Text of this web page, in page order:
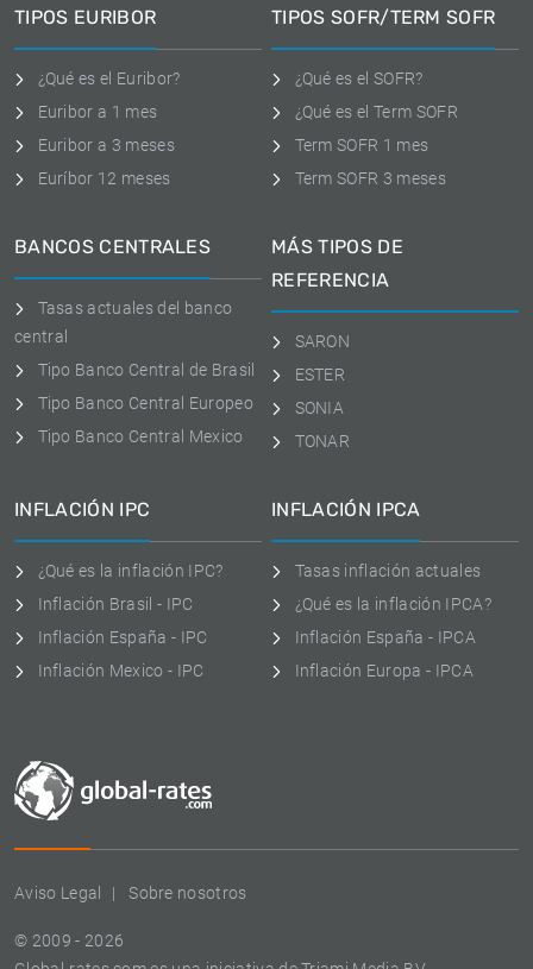
Aviso Legal Sobre nosotros
© 2009 - 2026
TIPOS EURIBOR
¿Qué es el Euribor?
Euribor a 1 mes
Euribor a 3 meses
Euríbor 12 meses
TIPOS SOFR/TERM SOFR
¿Qué es el SOFR?
¿Qué es el Term SOFR
Term SOFR 1 mes
Term SOFR 3 meses
BANCOS CENTRALES
Tasas actuales del banco
central
Tipo Banco Central de Brasil
Tipo Banco Central Europeo
Tipo Banco Central Mexico
MÁS TIPOS DE
REFERENCIA
SARON
ESTER
SONIA
TONAR
INFLACIÓN IPC
¿Qué es la inflación IPC?
Inflación Brasil - IPC
Inflación España - IPC
Inflación Mexico - IPC
INFLACIÓN IPCA
Tasas inflación actuales
¿Qué es la inflación IPCA?
Inflación España - IPCA
Inflación Europa - IPCA